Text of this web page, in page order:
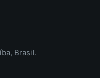
Brasil.